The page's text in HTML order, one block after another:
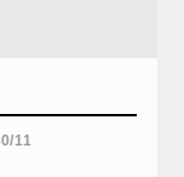
11